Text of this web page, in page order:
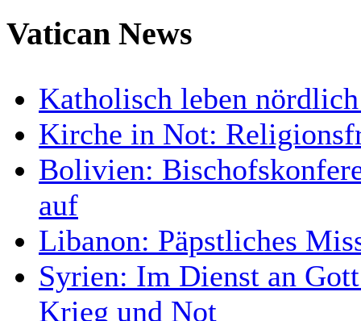
Vatican News
Katholisch leben
Kirche in Not:
Bolivien:
auf
Libanon: Päpstliches
Syrien: Im Dienst an
Krieg und Not